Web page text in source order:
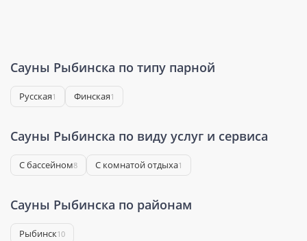
Сауны Рыбинска по типу парной
Русская1 Финская1
Сауны Рыбинска по виду услуг и сервиса
С бассейном8 С комнатой отдыха1
Сауны Рыбинска по районам
Рыбинск10